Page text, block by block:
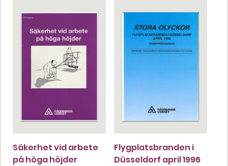
Säkerhet vid arbete
på höga höjder
Flygplatsbranden i
Düsseldorf april 1996